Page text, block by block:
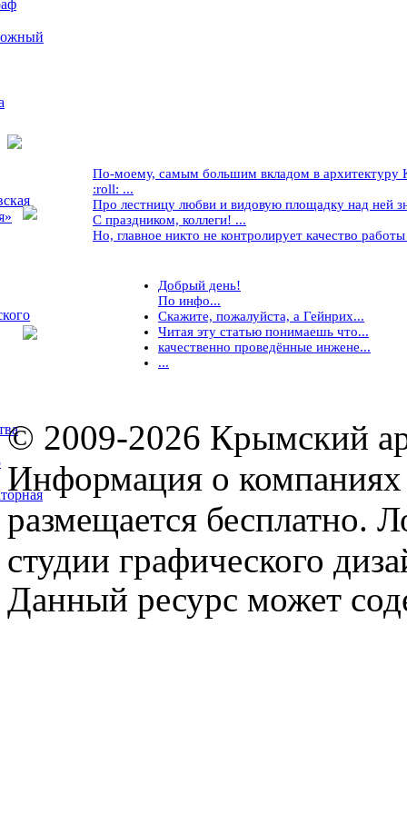
По-моему, самым большим вкладом в архитектуру
:roll: ...
Про лестницу любви и видовую площадку над ней
С праздником, коллеги! ...
Но, главное никто не контролирует качество
Добрый день!
По инфо...
Скажите, пожалуйста, а Гейнрих...
Читая эту статью понимаешь что...
качественно проведённые инжене...
...
© 2009-2026 Крымский
Информация о компаниях
размещается бесплатно.
студии графического
Данный ресурс может